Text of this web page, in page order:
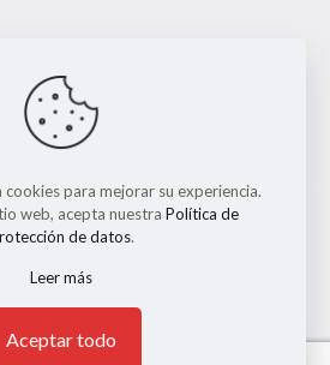
REPUESTOS. Todos los Derechos
porAndrés Escobar
para mejorar su experiencia.
web, acepta nuestra Política de
de datos.
Leer más
Aceptar todo